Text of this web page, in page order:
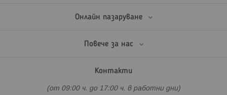
Онлайн пазаруване
Повече за нас
Контакти
(от 09:00 ч. до 17:00 ч. в работни дни)